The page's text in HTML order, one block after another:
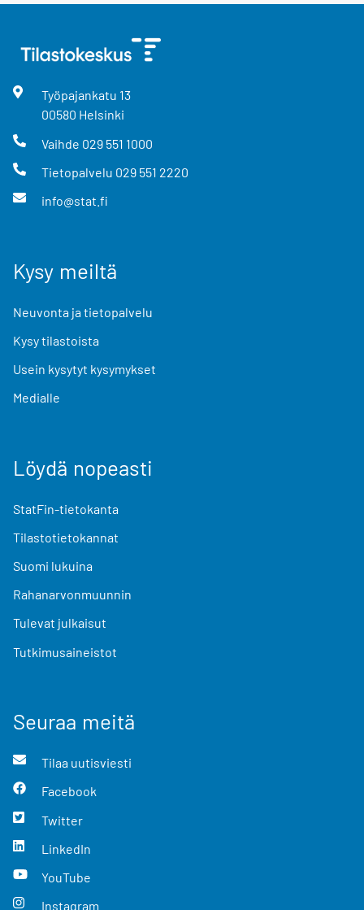
Työpajankatu 13
00580 Helsinki
Vaihde 029 551 1000
Tietopalvelu 029 551 2220
info@stat.fi
Kysy meiltä
Neuvonta ja tietopalvelu
Kysy tilastoista
Usein kysytyt kysymykset
Medialle
Löydä nopeasti
StatFin-tietokanta
Tilastotietokannat
Suomi lukuina
Rahanarvonmuunnin
Tulevat julkaisut
Tutkimusaineistot
Seuraa meitä
Tilaa uutisviesti
Facebook
Twitter
LinkedIn
YouTube
Instagram